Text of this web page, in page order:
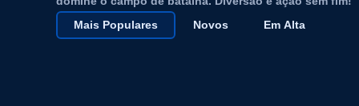
Mais Populares
Novos Em Alta